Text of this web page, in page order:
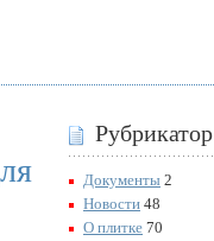
Рубрикатор
Документы 2
Новости 48
О плитке 70